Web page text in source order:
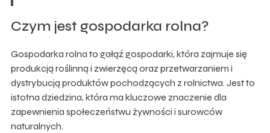
Czym jest gospodarka rolna?
Gospodarka rolna to gałąź gospodarki, która zajmuje się
produkcją roślinną i zwierzęcą oraz przetwarzaniem i
dystrybucją produktów pochodzących z rolnictwa. Jest to
istotna dziedzina, która ma kluczowe znaczenie dla
zapewnienia społeczeństwu żywności i surowców
naturalnych.